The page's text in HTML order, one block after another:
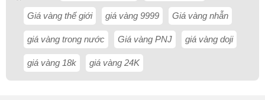
Giá vàng thế giới giá vàng 9999 Giá vàng nhẫn
giá vàng trong nước Giá vàng PNJ giá vàng doji
giá vàng 18k giá vàng 24K